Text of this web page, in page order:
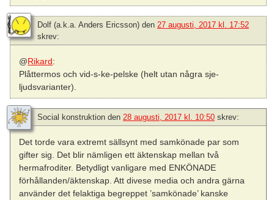
Dolf (a.k.a. Anders Ericsson) den 27 augusti, 2017 kl. 17:52
skrev:
@Rikard:
Plåttermos och vid-s-ke-pelske (helt utan några sje-
ljudsvarianter).
Social konstruktion den 28 augusti, 2017 kl. 10:50 skrev:
Det torde vara extremt sällsynt med samkönade par som
gifter sig. Det blir nämligen ett äktenskap mellan två
hermafroditer. Betydligt vanligare med ENKÖNADE
förhållanden/äktenskap. Att divese media och andra gärna
använder det felaktiga begreppet ’samkönade’ kanske